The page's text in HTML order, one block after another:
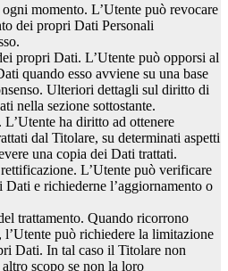
momento. L’Utente può revocare
dei propri Dati Personali
propri Dati. L’Utente può opporsi al
quando esso avviene su una base
Ulteriori dettagli sul diritto di
nella sezione sottostante.
ha diritto ad ottenere
dal Titolare, su determinati aspetti
una copia dei Dati trattati.
L’Utente può verificare
Dati e richiederne l’aggiornamento o
trattamento. Quando ricorrono
può richiedere la limitazione
Dati. In tal caso il Titolare non
scopo se non la loro